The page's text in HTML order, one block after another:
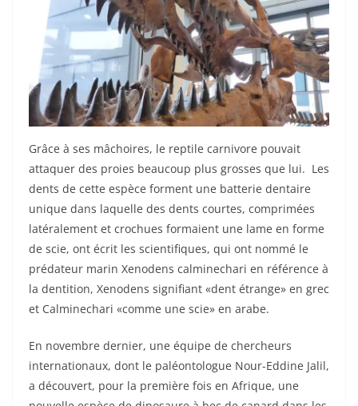
Grâce à ses mâchoires, le reptile carnivore pouvait
attaquer des proies beaucoup plus grosses que lui. Les
dents de cette espèce forment une batterie dentaire
unique dans laquelle des dents courtes, comprimées
latéralement et crochues formaient une lame en forme
de scie, ont écrit les scientifiques, qui ont nommé le
prédateur marin Xenodens calminechari en référence à
la dentition, Xenodens signifiant «dent étrange» en grec
et Calminechari «comme une scie» en arabe.
En novembre dernier, une équipe de chercheurs
internationaux, dont le paléontologue Nour-Eddine Jalil,
a découvert, pour la première fois en Afrique, une